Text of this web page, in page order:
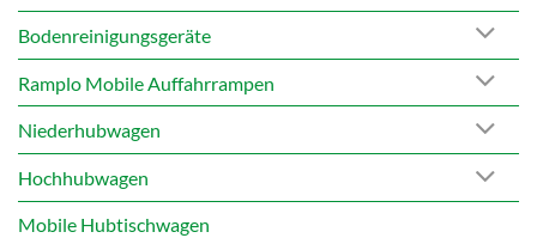
Bodenreinigungsgeräte
Ramplo Mobile Auffahrrampen
Niederhubwagen
Hochhubwagen
Mobile Hubtischwagen